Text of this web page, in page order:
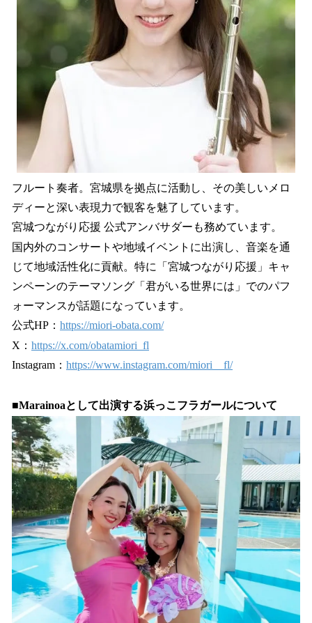
フルート奏者。宮城県を拠点に活動し、その美しいメロ
ディーと深い表現力で観客を魅了しています。
宮城つながり応援 公式アンバサダーも務めています。
国内外のコンサートや地域イベントに出演し、音楽を通
じて地域活性化に貢献。特に「宮城つながり応援」キャ
ンペーンのテーマソング「君がいる世界には」でのパフ
ォーマンスが話題になっています。
公式HP： https://miori-obata.com/
X： https://x.com/obatamiori_fl
Instagram： https://www.instagram.com/miori__fl/
■Marainoaとして出演する浜っこフラガールについて